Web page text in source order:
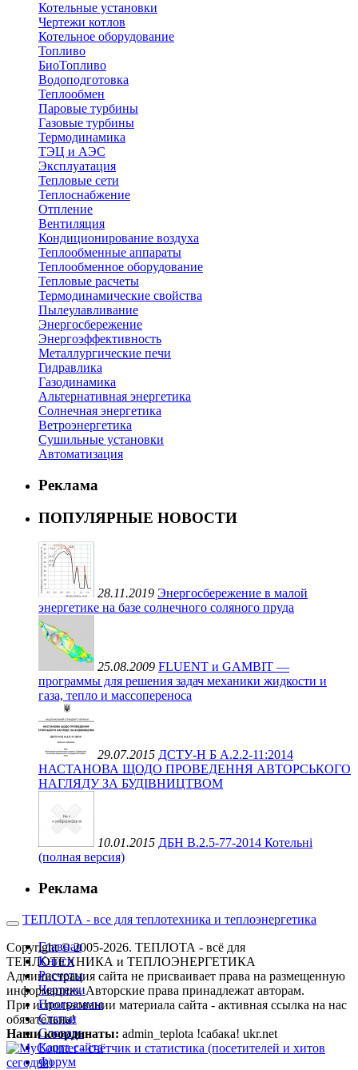
Котельные установки
Чертежи котлов
Котельное оборудование
Топливо
БиоТопливо
Водоподготовка
Теплообмен
Паровые турбины
Газовые турбины
Термодинамика
ТЭЦ и АЭС
Эксплуатация
Тепловые сети
Теплоснабжение
Отпление
Вентиляция
Кондиционирование воздуха
Теплообменные аппараты
Теплообменное оборудование
Тепловые расчеты
Термодинамические свойства
Пылеулавливание
Энергосбережение
Энергоэффективность
Металлургические печи
Гидравлика
Газодинамика
Альтернативная энергетика
Солнечная энергетика
Ветроэнергетика
Сушильные установки
Автоматизация
Реклама
ПОПУЛЯРНЫЕ НОВОСТИ
28.11.2019 Энергосбережение в малой
энергетике на базе солнечного соляного пруда
25.08.2009 FLUENT и GAMBIT —
программы для решения задач механики жидкости и
газа, тепло и массопереноса
29.07.2015 ДСТУ-Н Б А.2.2-11:2014
НАСТАНОВА ЩОДО ПРОВЕДЕННЯ АВТОРСЬКОГО
НАГЛЯДУ ЗА БУДІВНИЦТВОМ
10.01.2015 ДБН В.2.5-77-2014 Котельні
(полная версия)
Реклама
ТЕПЛОТА - все для теплотехника и теплоэнергетика
Главная
Книги
Расчеты
Чертежи
Программы
Статьи
Словарь
Карта сайта
Форум
Copyright © 2005-2026. ТЕПЛОТА - всё для
ТЕПЛОТЕХНИКА и ТЕПЛОЭНЕРГЕТИКА
Администрация сайта не присваивает права на размещенную
информацию. Авторские права принадлежат авторам.
При использовании материала сайта - активная ссылка на нас
обязательна!
Наши координаты: admin_teplota !сабака! ukr.net